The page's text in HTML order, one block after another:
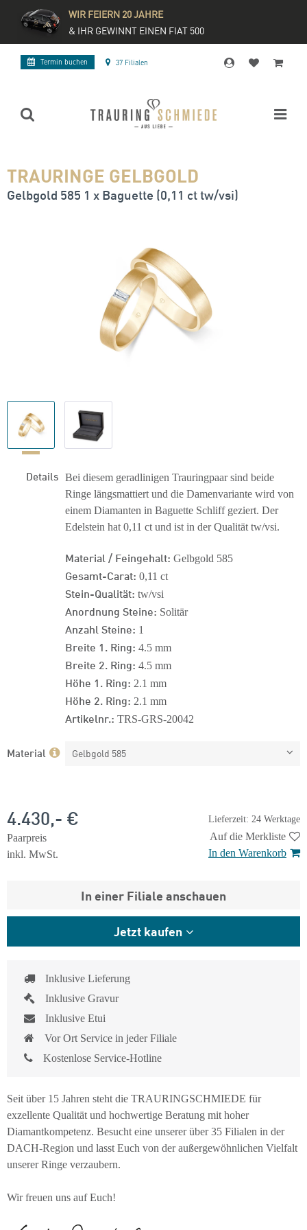
WIR FEIERN 20 JAHRE
& IHR GEWINNT EINEN FIAT 500
Termin buchen 37 Filialen
TRAURINGE GELBGOLD
Gelbgold 585 1 x Baguette (0,11 ct tw/vsi)
Details Bei diesem geradlinigen Trauringpaar sind beide
Ringe längsmattiert und die Damenvariante wird von
einem Diamanten in Baguette Schliff geziert. Der
Edelstein hat 0,11 ct und ist in der Qualität tw/vsi.
Material / Feingehalt: Gelbgold 585
Gesamt-Carat: 0,11 ct
Stein-Qualität: tw/vsi
Anordnung Steine: Solitär
Anzahl Steine: 1
Breite 1. Ring: 4.5 mm
Breite 2. Ring: 4.5 mm
Höhe 1. Ring: 2.1 mm
Höhe 2. Ring: 2.1 mm
Artikelnr.: TRS-GRS-20042
Material Gelbgold 585
Lieferzeit: 24 Werktage
4.430,- €
Paarpreis
inkl. MwSt.
Auf die Merkliste
In den Warenkorb
In einer Filiale anschauen
Jetzt kaufen
Inklusive Lieferung
Inklusive Gravur
Inklusive Etui
Vor Ort Service in jeder Filiale
Kostenlose Service-Hotline
Seit über 15 Jahren steht die TRAURINGSCHMIEDE für
exzellente Qualität und hochwertige Beratung mit hoher
Diamantkompetenz. Besucht eine unserer über 35 Filialen in der
DACH-Region und lasst Euch von der außergewöhnlichen Vielfalt
unserer Ringe verzaubern.
Wir freuen uns auf Euch!